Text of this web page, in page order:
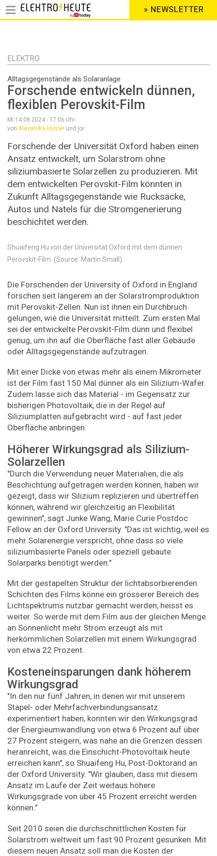
Inhalt
HEADER
MENU
» NEWSLETTER
ELEKTRO
Alltagsgegenstände als Solaranlage
Forschende entwickeln dünnen,
flexiblen Perovskit-Film
Mi 14.08.2024 - 17:06 Uhr
von Alexandra Hüsler und jor
Forschende der Universität Oxford haben einen
Ansatz entwickelt, um Solarstrom ohne
siliziumbasierte Solarzellen zu produzieren. Mit
dem entwickelten Perovskit-Film könnten in
Zukunft Alltagsgegenstände wie Rucksäcke,
Autos und Natels für die Stromgenerierung
beschichtet werden.
Shuaifeng Hu von der Universität Oxford mit dem dünnen
Perovskit-Film. (Source: Martin Small)
Die Forschenden der University of Oxford in England
forschen seit längerem an der Solarstromproduktion
mit Perovskit-Zellen. Nun ist ihnen ein Durchbruch
gelungen, wie die Universität mitteilt. Zum ersten Mal
sei der entwickelte Perovskit-Film dünn und flexibel
genug, um ihn auf die Oberfläche fast aller Gebäude
oder Alltagsgegenstände aufzutragen.
Mit einer Dicke von etwas mehr als einem Mikrometer
ist der Film fast 150 Mal dünner als ein Silizium-Wafer.
Zudem lasse sich das Material - im Gegensatz zur
bisherigen Photovoltaik, die in der Regel auf
Siliziumplatten aufgebracht wird - auf fast jeder
Oberfläche anbringen.
Höherer Wirkungsgrad als Silizium-
Solarzellen
"Durch die Verwendung neuer Materialien, die als
Beschichtung aufgetragen werden können, haben wir
gezeigt, dass wir Silizium replizieren und übertreffen
können, während wir gleichzeitig an Flexibilität
gewinnen", sagt Junke Wang, Marie Curie Postdoc
Fellow an der Oxford University. "Das ist wichtig, weil es
mehr Solarenergie verspricht, ohne dass so viele
siliziumbasierte Panels oder speziell gebaute
Solarparks benötigt werden."
Mit der gestapelten Struktur der lichtabsorbierenden
Schichten des Films könne ein grösserer Bereich des
Lichtspektrums nutzbar gemacht werden, heisst es
weiter. So werde mit dem Film aus der gleichen Menge
an Sonnenlicht mehr Strom erzeugt als mit
herkömmlichen Solarzellen mit einem Wirkungsgrad
von etwa 22 Prozent.
Kosteneinsparungen dank höherem
Wirkungsgrad
"In den nur fünf Jahren, in denen wir mit unserem
Stapel- oder Mehrfachverbindungsansatz
experimentiert haben, konnten wir den Wirkungsgrad
der Energieumwandlung von etwa 6 Prozent auf über
27 Prozent steigern, was nahe an die Grenzen dessen
heranreicht, was die Einschicht-Photovoltaik heute
erreichen kann", so Shuaifeng Hu, Post-Doktorand an
der Oxford University. "Wir glauben, dass mit diesem
Ansatz im Laufe der Zeit weitaus höhere
Wirkungsgrade von über 45 Prozent erreicht werden
können."
Seit 2010 seien die durchschnittlichen Kosten für
Solarstrom weltweit um fast 90 Prozent gesunken. Mit
diesem neuen Ansatz soll man die Kosten der